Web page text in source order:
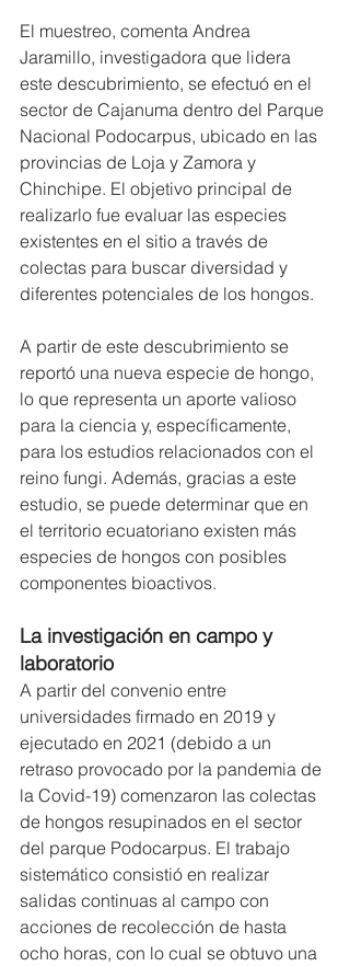
El muestreo, comenta Andrea
Jaramillo, investigadora que lidera
este descubrimiento, se efectuó en el
sector de Cajanuma dentro del Parque
Nacional Podocarpus, ubicado en las
provincias de Loja y Zamora y
Chinchipe. El objetivo principal de
realizarlo fue evaluar las especies
existentes en el sitio a través de
colectas para buscar diversidad y
diferentes potenciales de los hongos.
A partir de este descubrimiento se
reportó una nueva especie de hongo,
lo que representa un aporte valioso
para la ciencia y, específicamente,
para los estudios relacionados con el
reino fungi. Además, gracias a este
estudio, se puede determinar que en
el territorio ecuatoriano existen más
especies de hongos con posibles
componentes bioactivos.
La investigación en campo y
laboratorio
A partir del convenio entre
universidades firmado en 2019 y
ejecutado en 2021 (debido a un
retraso provocado por la pandemia de
la Covid-19) comenzaron las colectas
de hongos resupinados en el sector
del parque Podocarpus. El trabajo
sistemático consistió en realizar
salidas continuas al campo con
acciones de recolección de hasta
ocho horas, con lo cual se obtuvo una